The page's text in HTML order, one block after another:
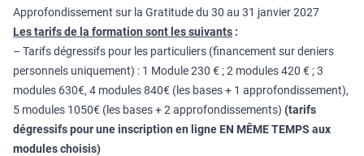
Approfondissement sur la Gratitude du 30 au 31 janvier 2027
Les tarifs de la formation sont les suivants :
– Tarifs dégressifs pour les particuliers (financement sur deniers
personnels uniquement) : 1 Module 230 € ; 2 modules 420 € ; 3
modules 630€, 4 modules 840€ (les bases + 1 approfondissement),
5 modules 1050€ (les bases + 2 approfondissements) (tarifs
dégressifs pour une inscription en ligne EN MÊME TEMPS aux
modules choisis)